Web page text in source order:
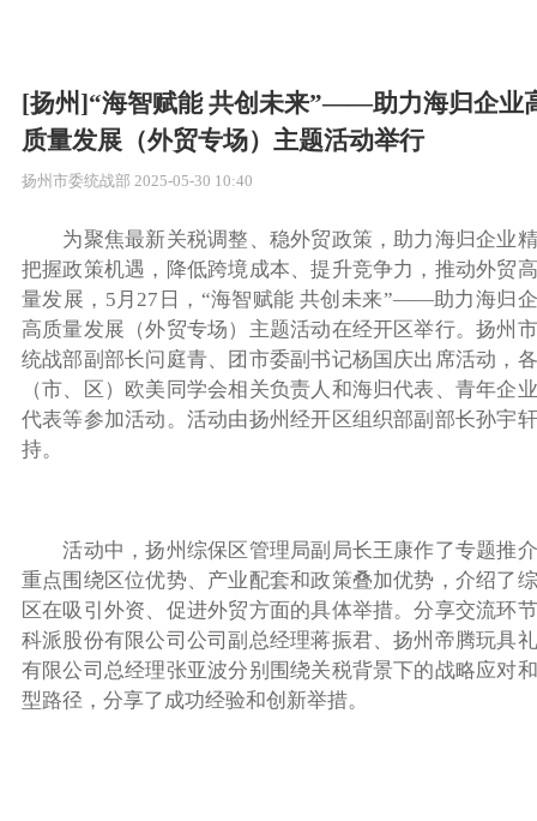
[扬州]“海智赋能 共创未来”——助力海归企业
质量发展（外贸专场）主题活动举行
扬州市委统战部 2025-05-30 10:40
为聚焦最新关税调整、稳外贸政策，助力海归企业
把握政策机遇，降低跨境成本、提升竞争力，推动外贸
量发展，5月27日，“海智赋能 共创未来”——助力海归
高质量发展（外贸专场）主题活动在经开区举行。扬州
统战部副部长问庭青、团市委副书记杨国庆出席活动，
（市、区）欧美同学会相关负责人和海归代表、青年企
代表等参加活动。活动由扬州经开区组织部副部长孙宇
持。
活动中，扬州综保区管理局副局长王康作了专题推
重点围绕区位优势、产业配套和政策叠加优势，介绍了
区在吸引外资、促进外贸方面的具体举措。分享交流环
科派股份有限公司公司副总经理蒋振君、扬州帝腾玩具
有限公司总经理张亚波分别围绕关税背景下的战略应对
型路径，分享了成功经验和创新举措。